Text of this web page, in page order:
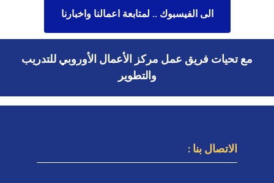
الى الفيسبوك .. لمتابعة اعمالنا واخبارنا
مع تحيات فريق عمل مركز الأعمال الأوروبي للتدريب
والتطوير
الاتصال بنا :